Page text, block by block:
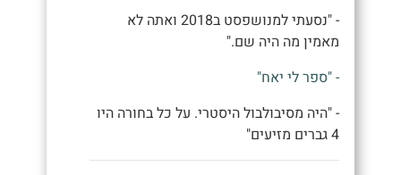
- "נסעתי למנושפסט ב2018 ואתה לא
מאמין מה היה שם."
- "ספר לי יאח"
- "היה מסיבולבול היסטרי. על כל בחורה היו
4 גברים מזיעים"